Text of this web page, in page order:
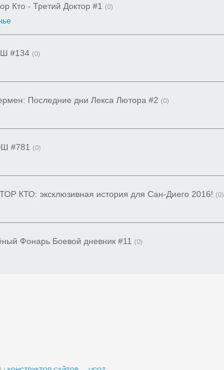
Кто - Третий Доктор #1 (0)
#134 (0)
Последние дни Лекса Лютора #2 (0)
#781 (0)
КТО: эксклюзивная история для Сан-Диего 2016! (0)
Фонарь Боевой дневник #11 (0)